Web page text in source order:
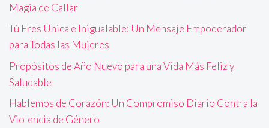
Magia de Callar
Tú Eres Única e Inigualable: Un Mensaje Empoderador
para Todas las Mujeres
Propósitos de Año Nuevo para una Vida Más Feliz y
Saludable
Hablemos de Corazón: Un Compromiso Diario Contra la
Violencia de Género